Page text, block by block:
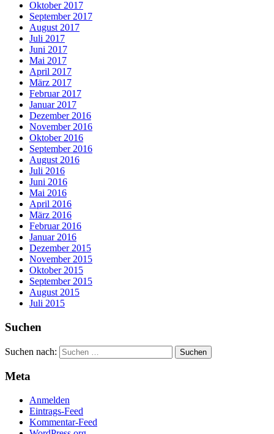
Oktober 2017
September 2017
August 2017
Juli 2017
Juni 2017
Mai 2017
April 2017
März 2017
Februar 2017
Januar 2017
Dezember 2016
November 2016
Oktober 2016
September 2016
August 2016
Juli 2016
Juni 2016
Mai 2016
April 2016
März 2016
Februar 2016
Januar 2016
Dezember 2015
November 2015
Oktober 2015
September 2015
August 2015
Juli 2015
Suchen
Suchen nach:
Meta
Anmelden
Eintrags-Feed
Kommentar-Feed